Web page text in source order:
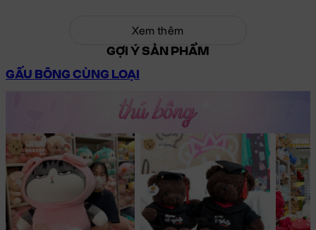
Xem thêm
GỢI Ý SẢN PHẨM
GẤU BÔNG CÙNG LOẠI